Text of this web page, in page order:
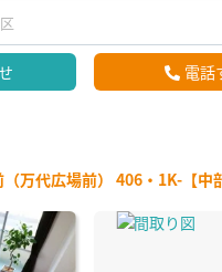
電話
万代広場前） 406・1K-【中